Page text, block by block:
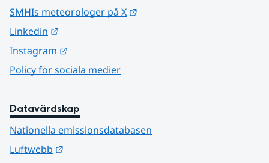
SMHIs meteorologer på X
Linkedin
Instagram
Policy för sociala medier
Datavärdskap
Nationella emissionsdatabasen
Luftwebb